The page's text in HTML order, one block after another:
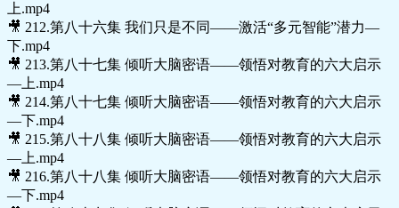
上.mp4
🎥 212.第八十六集 我们只是不同——激活“多元智能”潜力—
下.mp4
🎥 213.第八十七集 倾听大脑密语——领悟对教育的六大启示
—上.mp4
🎥 214.第八十七集 倾听大脑密语——领悟对教育的六大启示
—下.mp4
🎥 215.第八十八集 倾听大脑密语——领悟对教育的六大启示
—上.mp4
🎥 216.第八十八集 倾听大脑密语——领悟对教育的六大启示
—下.mp4